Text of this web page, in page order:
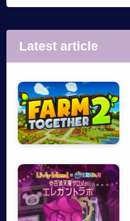
Latest article